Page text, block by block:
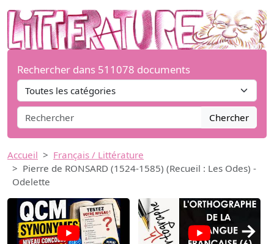
Rechercher dans 511078 documents
Chercher
Accueil
Français / Littérature
Pierre de RONSARD (1524-1585) (Recueil : Les Odes) -
Odelette
→